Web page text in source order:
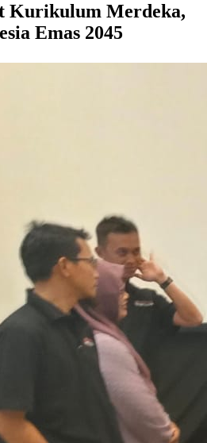
Kurikulum Merdeka,
Emas 2045